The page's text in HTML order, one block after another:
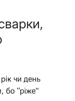
чи день
бо “ріже”